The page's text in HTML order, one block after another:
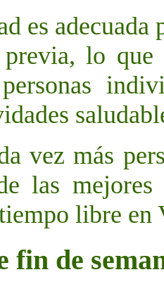
es adecuada
previa, lo
vez más
las mejores
libre
fin de